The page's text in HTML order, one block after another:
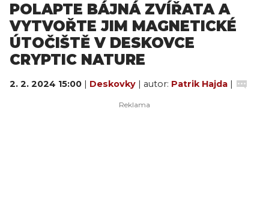
POLAPTE BÁJNÁ ZVÍŘATA A
VYTVOŘTE JIM MAGNETICKÉ
ÚTOČIŠTĚ V DESKOVCE
CRYPTIC NATURE
2. 2. 2024 15:00 | Deskovky | autor: Patrik Hajda |